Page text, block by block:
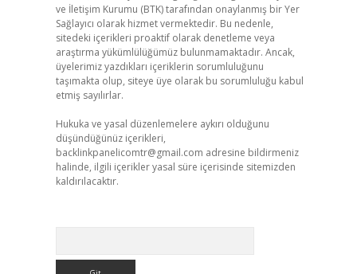
ve İletişim Kurumu (BTK) tarafından onaylanmış bir Yer
Sağlayıcı olarak hizmet vermektedir. Bu nedenle,
sitedeki içerikleri proaktif olarak denetleme veya
araştırma yükümlülüğümüz bulunmamaktadır. Ancak,
üyelerimiz yazdıkları içeriklerin sorumluluğunu
taşımakta olup, siteye üye olarak bu sorumluluğu kabul
etmiş sayılırlar.
Hukuka ve yasal düzenlemelere aykırı olduğunu
düşündüğünüz içerikleri,
backlinkpanelicomtr@gmail.com adresine bildirmeniz
halinde, ilgili içerikler yasal süre içerisinde sitemizden
kaldırılacaktır.